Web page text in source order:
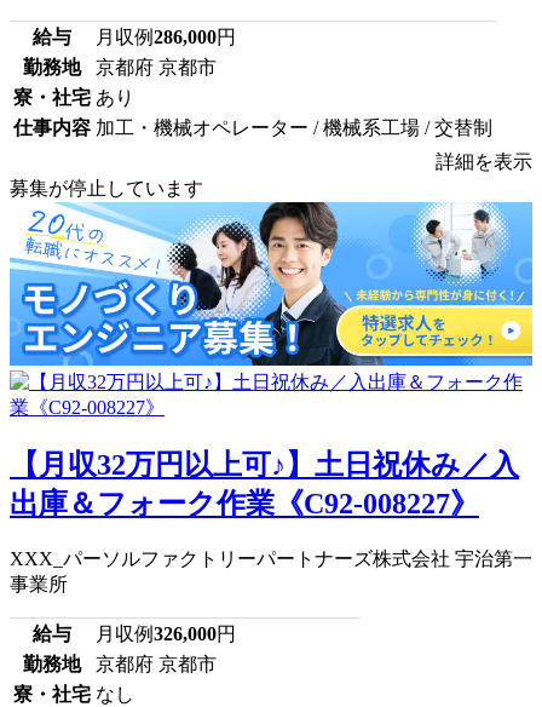
給与 月収例286,000円
勤務地
京都府 京都市
寮・社宅 あり
仕事内容 加工・機械オペレーター / 機械系工場 / 交替制
詳細を表示
募集が停止しています
【月収32万円以上可♪】土日祝休み／入
出庫＆フォーク作業《C92-008227》
XXX_パーソルファクトリーパートナーズ株式会社 宇治第一
事業所
給与 月収例326,000円
勤務地
京都府 京都市
寮・社宅 なし